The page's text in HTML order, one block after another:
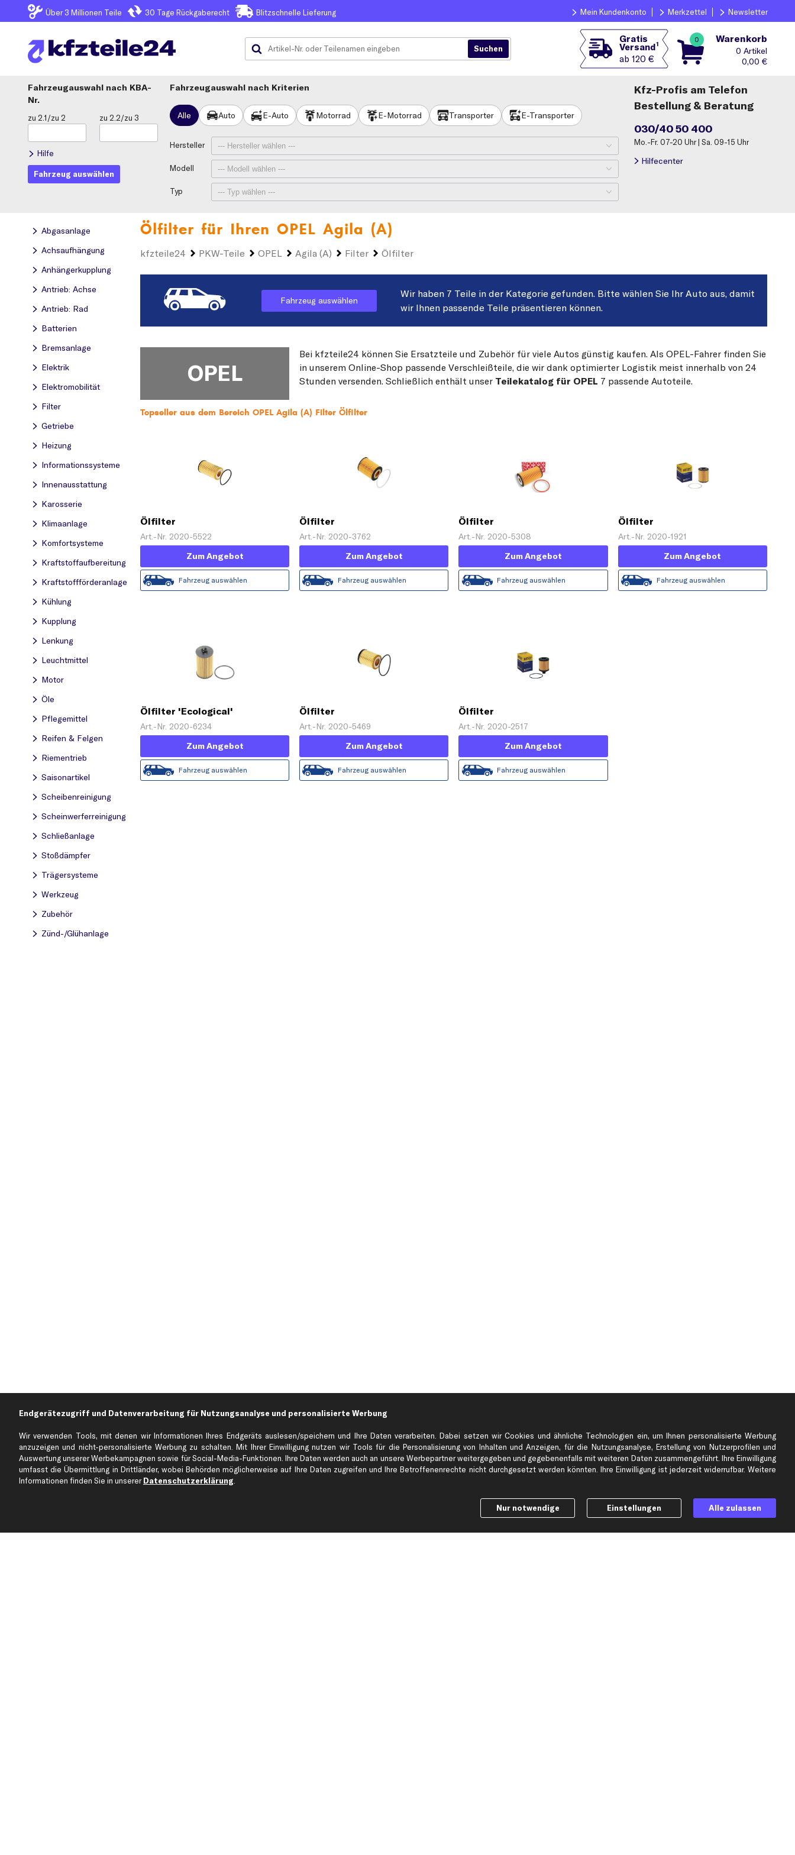
Über 3 Millionen Teile 30 Tage Rückgaberecht Blitzschnelle Lieferung Mein Kundenkonto Merkzettel Newsletter
Gratis
Versand1
ab 120 €
0 Warenkorb
0
0,00 €
Fahrzeugauswahl
KBA-
Nr.
zu 2.1/zu 2 zu 2.2/zu 3
Hilfe
Fahrzeug auswählen
Fahrzeugauswahl nach Kriterien
Alle Auto E-Auto Motorrad E-Motorrad Transporter E-Transporter
Hersteller
Modell
Typ
Kfz-Profis am Telefon
Bestellung & Beratung
030/40 50 400
Mo.-Fr. 07-20 Uhr | Sa. 09-15 Uhr
Hilfecenter
Abgasanlage
Achsaufhängung
Anhängerkupplung
Antrieb: Achse
Antrieb: Rad
Batterien
Bremsanlage
Elektrik
Elektromobilität
Filter
Getriebe
Heizung
Informationssysteme
Innenausstattung
Karosserie
Klimaanlage
Komfortsysteme
Kraftstoff­aufbereitung
Kraftstoff­förderanlage
Kühlung
Kupplung
Lenkung
Leuchtmittel
Motor
Öle
Pflegemittel
Reifen & Felgen
Riementrieb
Saisonartikel
Scheibenreinigung
Scheinwerferreinigung
Schließanlage
Stoßdämpfer
Trägersysteme
Werkzeug
Zubehör
Zünd-/Glühanlage
Ölfilter für Ihren OPEL Agila (A)
kfzteile24 PKW-Teile OPEL Agila (A) Filter Ölfilter
Fahrzeug auswählen
Wir haben 7 Teile in der Kategorie gefunden. Bitte wählen Sie Ihr Auto aus, damit
wir Ihnen passende Teile präsentieren können.
OPEL
Bei kfzteile24 können Sie Ersatzteile und Zubehör für viele Autos günstig kaufen. Als OPEL-Fahrer finden Sie
in unserem Online-Shop passende Verschleißteile, die wir dank optimierter Logistik meist innerhalb von 24
Stunden versenden. Schließlich enthält unser Teilekatalog für OPEL 7 passende Autoteile.
Topseller aus dem Bereich OPEL Agila (A) Filter Ölfilter
Ölfilter
Art.-Nr. 2020-5522
Zum Angebot
Fahrzeug auswählen
Ölfilter
Art.-Nr. 2020-3762
Zum Angebot
Fahrzeug auswählen
Ölfilter
Art.-Nr. 2020-5308
Zum Angebot
Fahrzeug auswählen
Ölfilter
Art.-Nr. 2020-1921
Zum Angebot
Fahrzeug auswählen
Ölfilter 'Ecological'
Art.-Nr. 2020-6234
Zum Angebot
Fahrzeug auswählen
Ölfilter
Art.-Nr. 2020-5469
Zum Angebot
Fahrzeug auswählen
Ölfilter
Art.-Nr. 2020-2517
Zum Angebot
Fahrzeug auswählen
Über kfzteile24
Über uns
Kundenservice
Zahlung
Hilfe & Support Top Produkte
Bremssattel
Top Automarken
Ford Ersatzteile
Endgerätezugriff und Datenverarbeitung für Nutzungsanalyse und personalisierte Werbung
Wir verwenden Tools, mit denen wir Informationen Ihres Endgeräts auslesen/speichern und Ihre Daten verarbeiten. Dabei setzen wir Cookies und ähnliche Technologien ein, um Ihnen personalisierte Werbung
anzuzeigen und nicht-personalisierte Werbung zu schalten. Mit Ihrer Einwilligung nutzen wir Tools für die Personalisierung von Inhalten und Anzeigen, für die Nutzungsanalyse, Erstellung von Nutzerprofilen und
Auswertung unserer Werbekampagnen sowie für Social-Media-Funktionen. Ihre Daten werden auch an unsere Werbepartner weitergegeben und gegebenenfalls mit weiteren Daten zusammengeführt. Ihre Einwilligung
umfasst die Übermittlung in Drittländer, wobei Behörden möglicherweise auf Ihre Daten zugreifen und Ihre Betroffenenrechte nicht durchgesetzt werden könnten. Ihre Einwilligung ist jederzeit widerrufbar. Weitere
Informationen finden Sie in unsererDatenschutzerklärung
Nur notwendige Einstellungen Alle zulassen